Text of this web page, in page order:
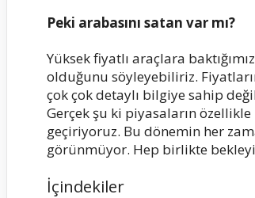
Peki arabasını satan var mı?
Yüksek fiyatlı araçlara
olduğunu söyleyebiliriz.
çok çok detaylı bilgiye sahip
Gerçek şu ki piyasaların
geçiriyoruz. Bu dönemin her
görünmüyor. Hep birlikte
İçindekiler